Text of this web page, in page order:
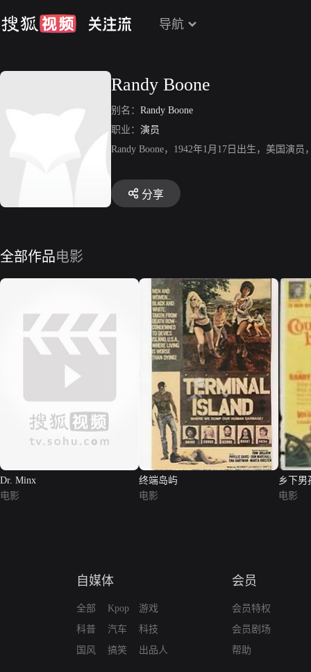
导航
Randy Boone
别名： Randy Boone
职业： 演员
Randy Boone，1942年1月17日出生，美国演
分享
全部作品电影
Dr. Minx
电影
终端岛屿
电影
乡下男
电影
自媒体
全部
科普
国风
Kpop
汽车
搞笑
游戏
科技
出品人
会员
会员特权
会员剧场
帮助